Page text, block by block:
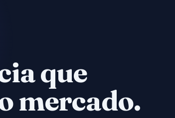
que
mercado.